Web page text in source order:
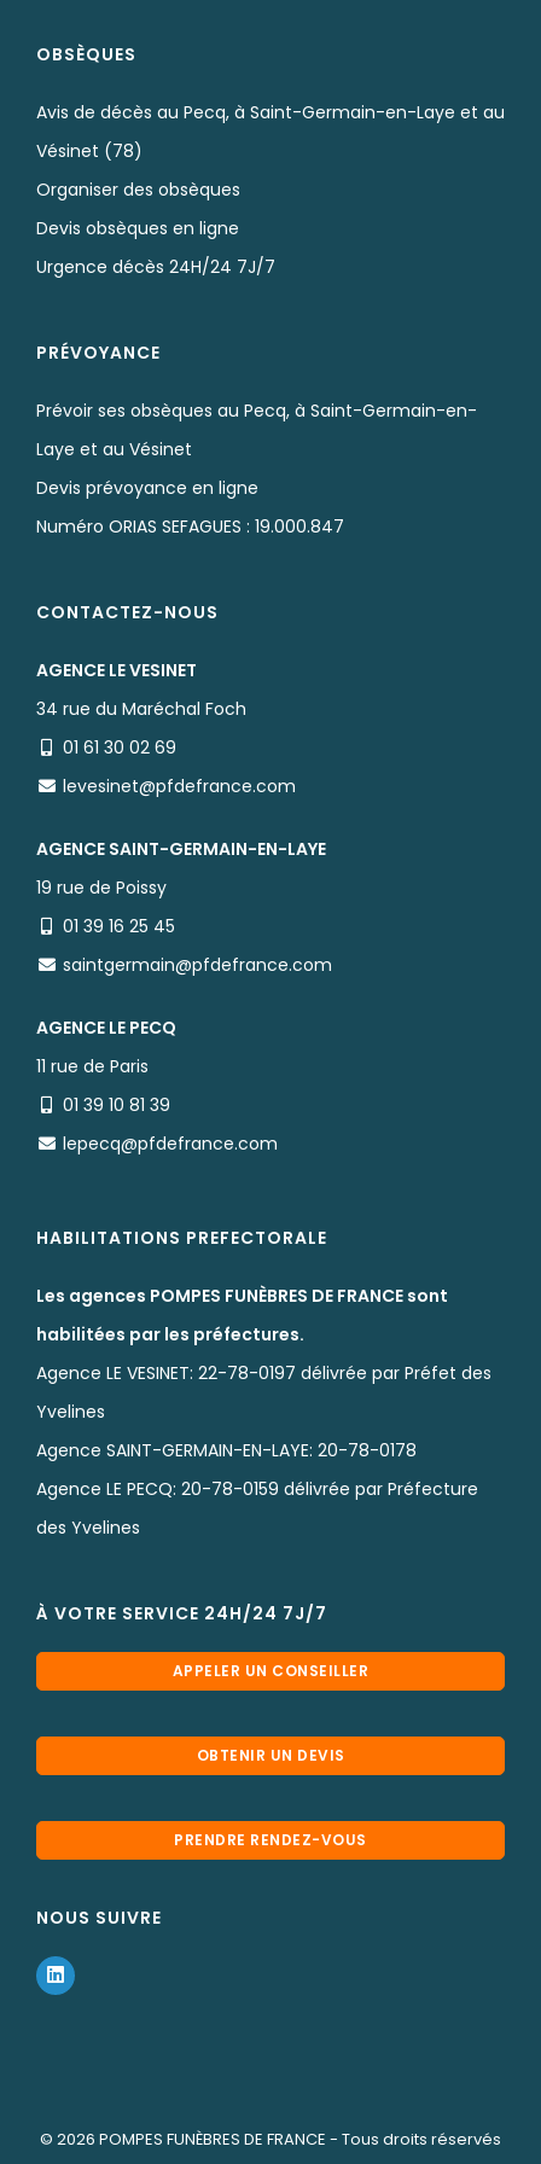
OBSÈQUES
Avis de décès au Pecq, à Saint-Germain-en-Laye et au
Vésinet (78)
Organiser des obsèques
Devis obsèques en ligne
Urgence décès 24H/24 7J/7
PRÉVOYANCE
Prévoir ses obsèques au Pecq, à Saint-Germain-en-
Laye et au Vésinet
Devis prévoyance en ligne
Numéro ORIAS SEFAGUES : 19.000.847
CONTACTEZ-NOUS
AGENCE LE VESINET
34 rue du Maréchal Foch
01 61 30 02 69
levesinet@pfdefrance.com
AGENCE SAINT-GERMAIN-EN-LAYE
19 rue de Poissy
01 39 16 25 45
saintgermain@pfdefrance.com
AGENCE LE PECQ
11 rue de Paris
01 39 10 81 39
lepecq@pfdefrance.com
HABILITATIONS PREFECTORALE
Les agences POMPES FUNÈBRES DE FRANCE sont
habilitées par les préfectures.
Agence LE VESINET: 22-78-0197 délivrée par Préfet des
Yvelines
Agence SAINT-GERMAIN-EN-LAYE: 20-78-0178
Agence LE PECQ: 20-78-0159 délivrée par Préfecture
des Yvelines
À VOTRE SERVICE 24H/24 7J/7
APPELER UN CONSEILLER
OBTENIR UN DEVIS
PRENDRE RENDEZ-VOUS
NOUS SUIVRE
© 2026 POMPES FUNÈBRES DE FRANCE - Tous droits réservés